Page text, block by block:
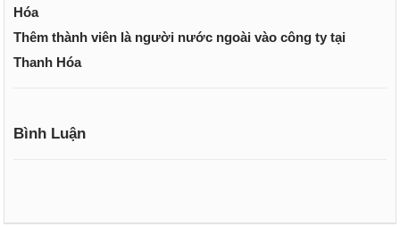
Hóa
Thêm thành viên là người nước ngoài vào công ty tại
Thanh Hóa
Bình Luận